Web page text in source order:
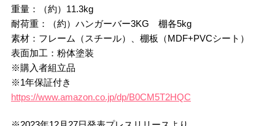
重量：（約）11.3kg
耐荷重：（約）ハンガーバー3KG 棚各5kg
素材：フレーム（スチール）、棚板（MDF+PVCシート）
表面加工：粉体塗装
※購入者組立品
※1年保証付き
https://www.amazon.co.jp/dp/B0CM5T2HQC